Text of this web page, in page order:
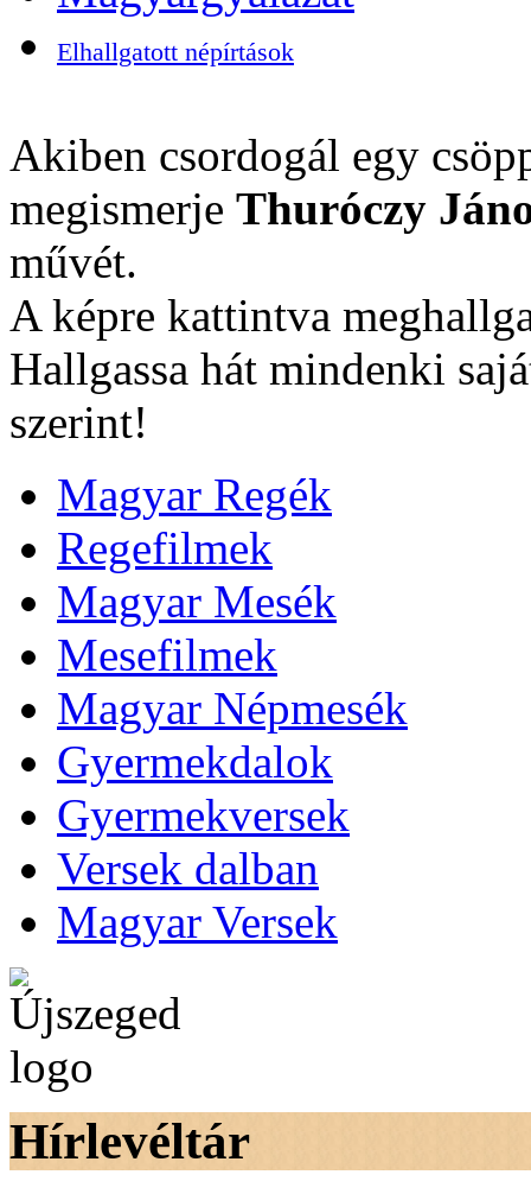
Elhallgatott népírtások
Akiben csordogál egy
megismerje Thuróczy
művét.
A képre kattintva
Hallgassa hát mindenki
szerint!
Magyar Regék
Regefilmek
Magyar Mesék
Mesefilmek
Magyar Népmesék
Gyermekdalok
Gyermekversek
Versek dalban
Magyar Versek
Hírlevéltár